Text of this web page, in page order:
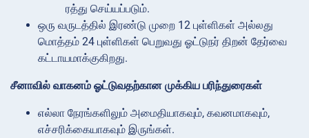
ரத்து செய்யப்படும்.
ஒரு வருடத்தில் இரண்டு முறை 12 புள்ளிகள் அல்லது
மொத்தம் 24 புள்ளிகள் பெறுவது ஓட்டுநர் திறன் தேர்வை
கட்டாயமாக்குகிறது.
சீனாவில் வாகனம் ஓட்டுவதற்கான முக்கிய பரிந்துரைகள்
எல்லா நேரங்களிலும் அமைதியாகவும், கவனமாகவும்,
எச்சரிக்கையாகவும் இருங்கள்.